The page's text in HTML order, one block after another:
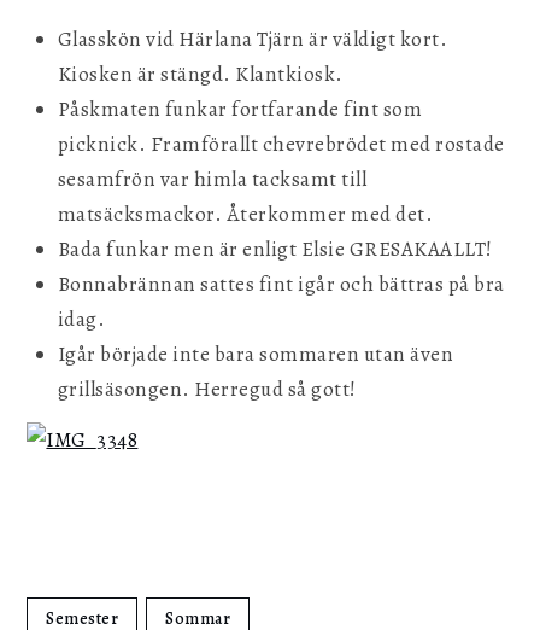
Glasskön vid Härlana Tjärn är väldigt kort.
Kiosken är stängd. Klantkiosk.
Påskmaten funkar fortfarande fint som
picknick. Framförallt chevrebrödet med rostade
sesamfrön var himla tacksamt till
matsäcksmackor. Återkommer med det.
Bada funkar men är enligt Elsie GRESAKAALLT!
Bonnabrännan sattes fint igår och bättras på bra
idag.
Igår började inte bara sommaren utan även
grillsäsongen. Herregud så gott!
Semester Sommar